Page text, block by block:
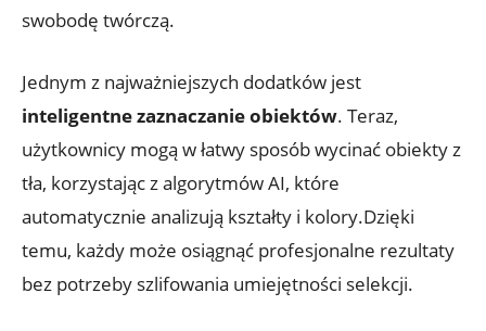
swobodę twórczą.
Jednym z najważniejszych dodatków jest
inteligentne zaznaczanie obiektów. Teraz,
użytkownicy mogą w łatwy sposób wycinać obiekty z
tła, korzystając z algorytmów AI, które
automatycznie analizują kształty i kolory.Dzięki
temu, każdy może osiągnąć profesjonalne rezultaty
bez potrzeby szlifowania umiejętności selekcji.